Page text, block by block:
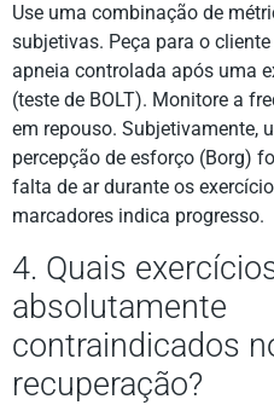
Use uma combinação de
subjetivas. Peça para o
apneia controlada após uma
(teste de BOLT). Monitore a
em repouso. Subjetivamente,
percepção de esforço (Borg)
falta de ar durante os
marcadores indica progresso.
4. Quais
absolutamente
contraindicados
recuperação?